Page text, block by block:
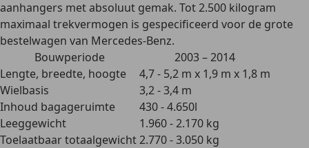
aanhangers met absoluut gemak. Tot 2.500 kilogram
maximaal trekvermogen is gespecificeerd voor de grote
bestelwagen van Mercedes-Benz.
Bouwperiode
2003 – 2014
Lengte, breedte, hoogte
4,7 - 5,2 m x 1,9 m x 1,8 m
Wielbasis
3,2 - 3,4 m
Inhoud bagageruimte
430 - 4.650l
Leeggewicht
1.960 - 2.170 kg
Toelaatbaar totaalgewicht2.770 - 3.050 kg